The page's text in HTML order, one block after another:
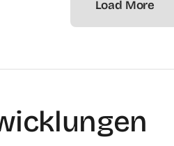
Load More